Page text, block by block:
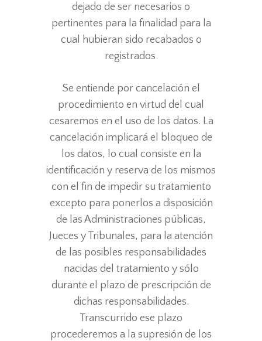
dejado de ser necesarios o
pertinentes para la finalidad para la
cual hubieran sido recabados o
registrados.
Se entiende por cancelación el
procedimiento en virtud del cual
cesaremos en el uso de los datos. La
cancelación implicará el bloqueo de
los datos, lo cual consiste en la
identificación y reserva de los mismos
con el fin de impedir su tratamiento
excepto para ponerlos a disposición
de las Administraciones públicas,
Jueces y Tribunales, para la atención
de las posibles responsabilidades
nacidas del tratamiento y sólo
durante el plazo de prescripción de
dichas responsabilidades.
Transcurrido ese plazo
procederemos a la supresión de los